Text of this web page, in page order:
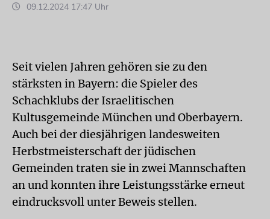
09.12.2024 17:47 Uhr
Seit vielen Jahren gehören sie zu den
stärksten in Bayern: die Spieler des
Schachklubs der Israelitischen
Kultusgemeinde München und Oberbayern.
Auch bei der diesjährigen landesweiten
Herbstmeisterschaft der jüdischen
Gemeinden traten sie in zwei Mannschaften
an und konnten ihre Leistungsstärke erneut
eindrucksvoll unter Beweis stellen.